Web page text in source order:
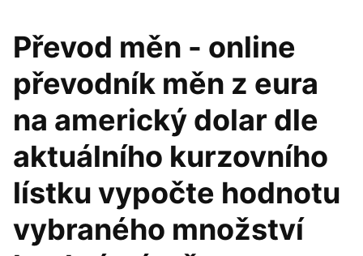
Převod měn - online
převodník měn z eura
na americký dolar dle
aktuálního kurzovního
lístku vypočte hodnotu
vybraného množství